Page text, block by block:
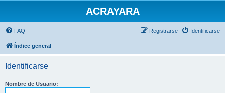
ACRAYARA
FAQ Identificarse
Registrarse
Índice general
Identificarse
Nombre de Usuario: